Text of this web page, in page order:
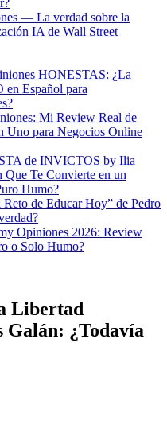
— La verdad sobre la
IA de Wall Street
HONESTAS: ¿La
en Español para
Mi Review Real de
Uno para Negocios Online
de INVICTOS by Ilia
Te Convierte en un
Humo?
de Educar Hoy” de Pedro
Opiniones 2026: Review
o Solo Humo?
Libertad
¿Todavía